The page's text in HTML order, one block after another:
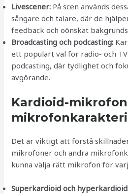
Livescener: På scen används
sångare och talare, där de
feedback och oönskat
Broadcasting och podcasting:
ett populärt val för radio- och
podcasting, där tydlighet och
avgörande.
Kardioid-
Det är viktigt att förstå
mikrofoner och andra
kunna välja rätt mikrofon för
Superkardioid och